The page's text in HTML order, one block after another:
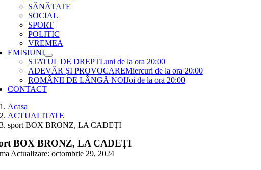
SĂNĂTATE
SOCIAL
SPORT
POLITIC
VREMEA
EMISIUNI
STATUL DE DREPTLuni de la ora 20:00
ADEVĂR ȘI PROVOCAREMiercuri de la ora 20:00
ROMÂNII DE LÂNGĂ NOIJoi de la ora 20:00
CONTACT
Acasa
ACTUALITATE
sport BOX BRONZ, LA CADEȚI
BOX BRONZ, LA CADEȚI
Actualizare: octombrie 29, 2024